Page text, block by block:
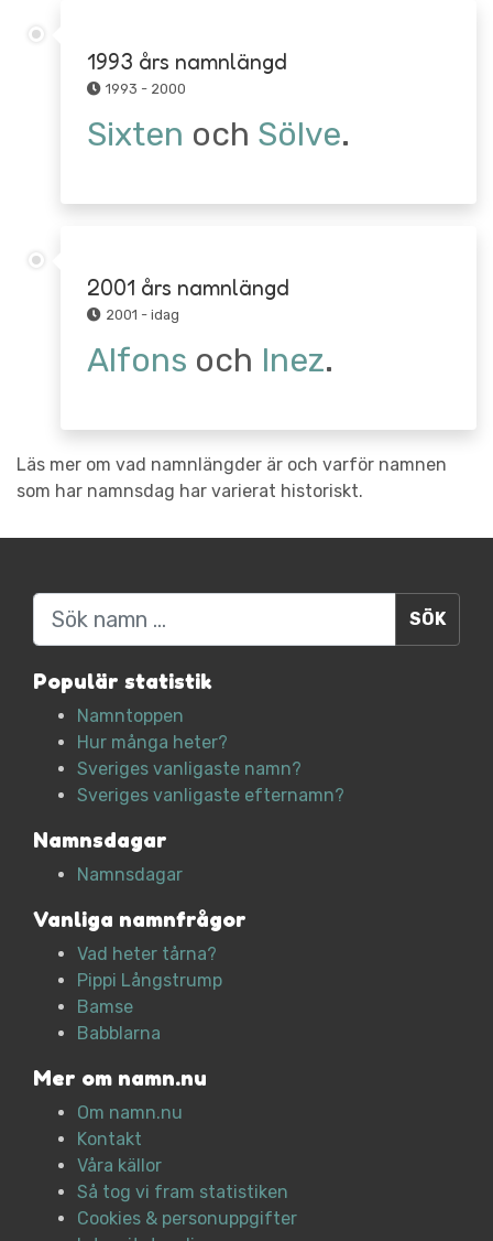
1993 års namnlängd
1993 - 2000
Sixten och Sölve.
2001 års namnlängd
2001 - idag
Alfons och Inez.
Läs mer om vad namnlängder är och varför namnen
som har namnsdag har varierat historiskt.
Sök
Populär statistik
Namntoppen
Hur många heter?
Sveriges vanligaste namn?
Sveriges vanligaste efternamn?
Namnsdagar
Namnsdagar
Vanliga namnfrågor
Vad heter tårna?
Pippi Långstrump
Bamse
Babblarna
Mer om namn.nu
Om namn.nu
Kontakt
Våra källor
Så tog vi fram statistiken
Cookies & personuppgifter